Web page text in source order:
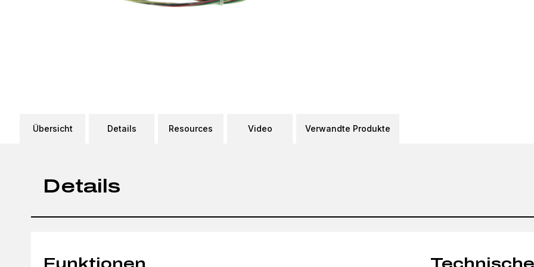
Übersicht Details Resources Video Verwandte Produkte
Details
Funktionen